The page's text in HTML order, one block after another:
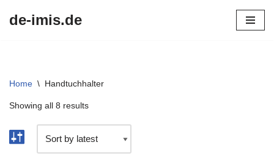
de-imis.de
Home \ Handtuchhalter
Showing all 8 results